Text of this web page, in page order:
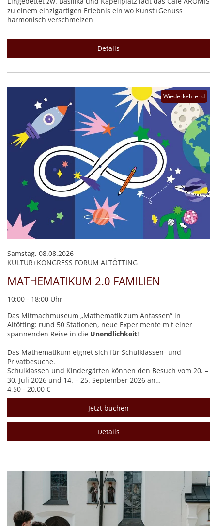
zu einem einzigartigen Erlebnis ein wo Kunst+Genuss
harmonisch verschmelzen
Details
Wiederkehrend
Samstag, 08.08.2026
KULTUR+KONGRESS FORUM ALTÖTTING
MATHEMATIKUM 2.0 FAMILIEN
10:00 - 18:00 Uhr
Das Mitmachmuseum „Mathematik zum Anfassen“ in
Altötting: rund 50 Stationen, neue Experimente mit einer
spannenden Reise in die Unendlichkeit!
Das Mathematikum eignet sich für Schulklassen- und
Privatbesuche.
Schulklassen und Kindergärten können den Besuch vom 20. –
30. Juli 2026 und 14. – 25. September 2026 an…
4,50 - 20,00 €
Jetzt buchen
Details